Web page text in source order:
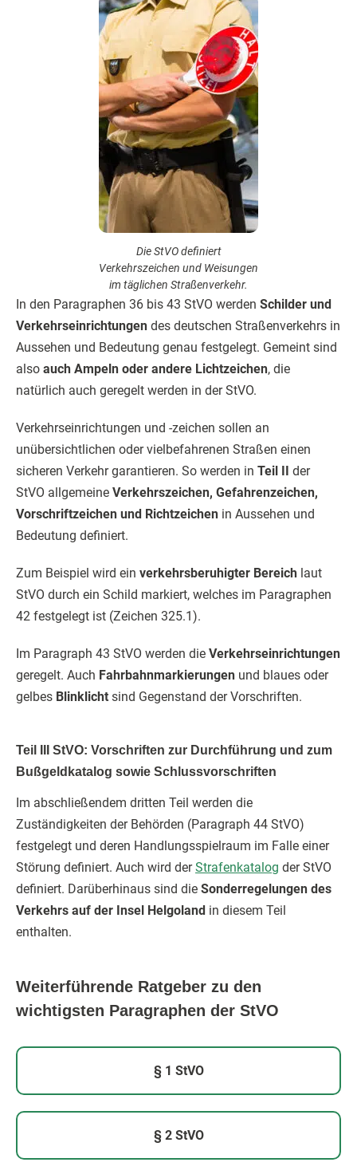
Die StVO definiert
Verkehrszeichen und Weisungen
im täglichen Straßenverkehr.
In den Paragraphen 36 bis 43 StVO werden Schilder und
Verkehrseinrichtungen des deutschen Straßenverkehrs in
Aussehen und Bedeutung genau festgelegt. Gemeint sind
also auch Ampeln oder andere Lichtzeichen, die
natürlich auch geregelt werden in der StVO.
Verkehrseinrichtungen und -zeichen sollen an
unübersichtlichen oder vielbefahrenen Straßen einen
sicheren Verkehr garantieren. So werden in Teil II der
StVO allgemeine Verkehrszeichen, Gefahrenzeichen,
Vorschriftzeichen und Richtzeichen in Aussehen und
Bedeutung definiert.
Zum Beispiel wird ein verkehrsberuhigter Bereich laut
StVO durch ein Schild markiert, welches im Paragraphen
42 festgelegt ist (Zeichen 325.1).
Im Paragraph 43 StVO werden die Verkehrseinrichtungen
geregelt. Auch Fahrbahnmarkierungen und blaues oder
gelbes Blinklicht sind Gegenstand der Vorschriften.
Teil III StVO: Vorschriften zur Durchführung und zum
Bußgeldkatalog sowie Schlussvorschriften
Im abschließendem dritten Teil werden die
Zuständigkeiten der Behörden (Paragraph 44 StVO)
festgelegt und deren Handlungsspielraum im Falle einer
Störung definiert. Auch wird derStrafenkatalog der StVO
definiert. Darüberhinaus sind die Sonderregelungen des
Verkehrs auf der Insel Helgoland in diesem Teil
enthalten.
Weiterführende Ratgeber zu den
wichtigsten Paragraphen der StVO
§ 1 StVO
§ 2 StVO